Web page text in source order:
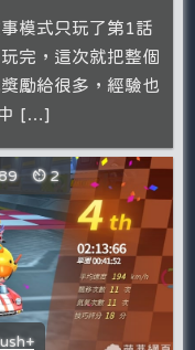
模式只玩了第1話
完，這次就把整個
勵給很多，經驗也
中 […]
2